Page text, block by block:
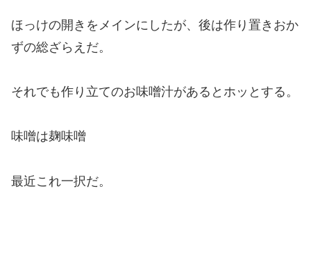
ほっけの開きをメインにしたが、後は作り置きおか
ずの総ざらえだ。
それでも作り立てのお味噌汁があるとホッとする。
味噌は麹味噌
最近これ一択だ。